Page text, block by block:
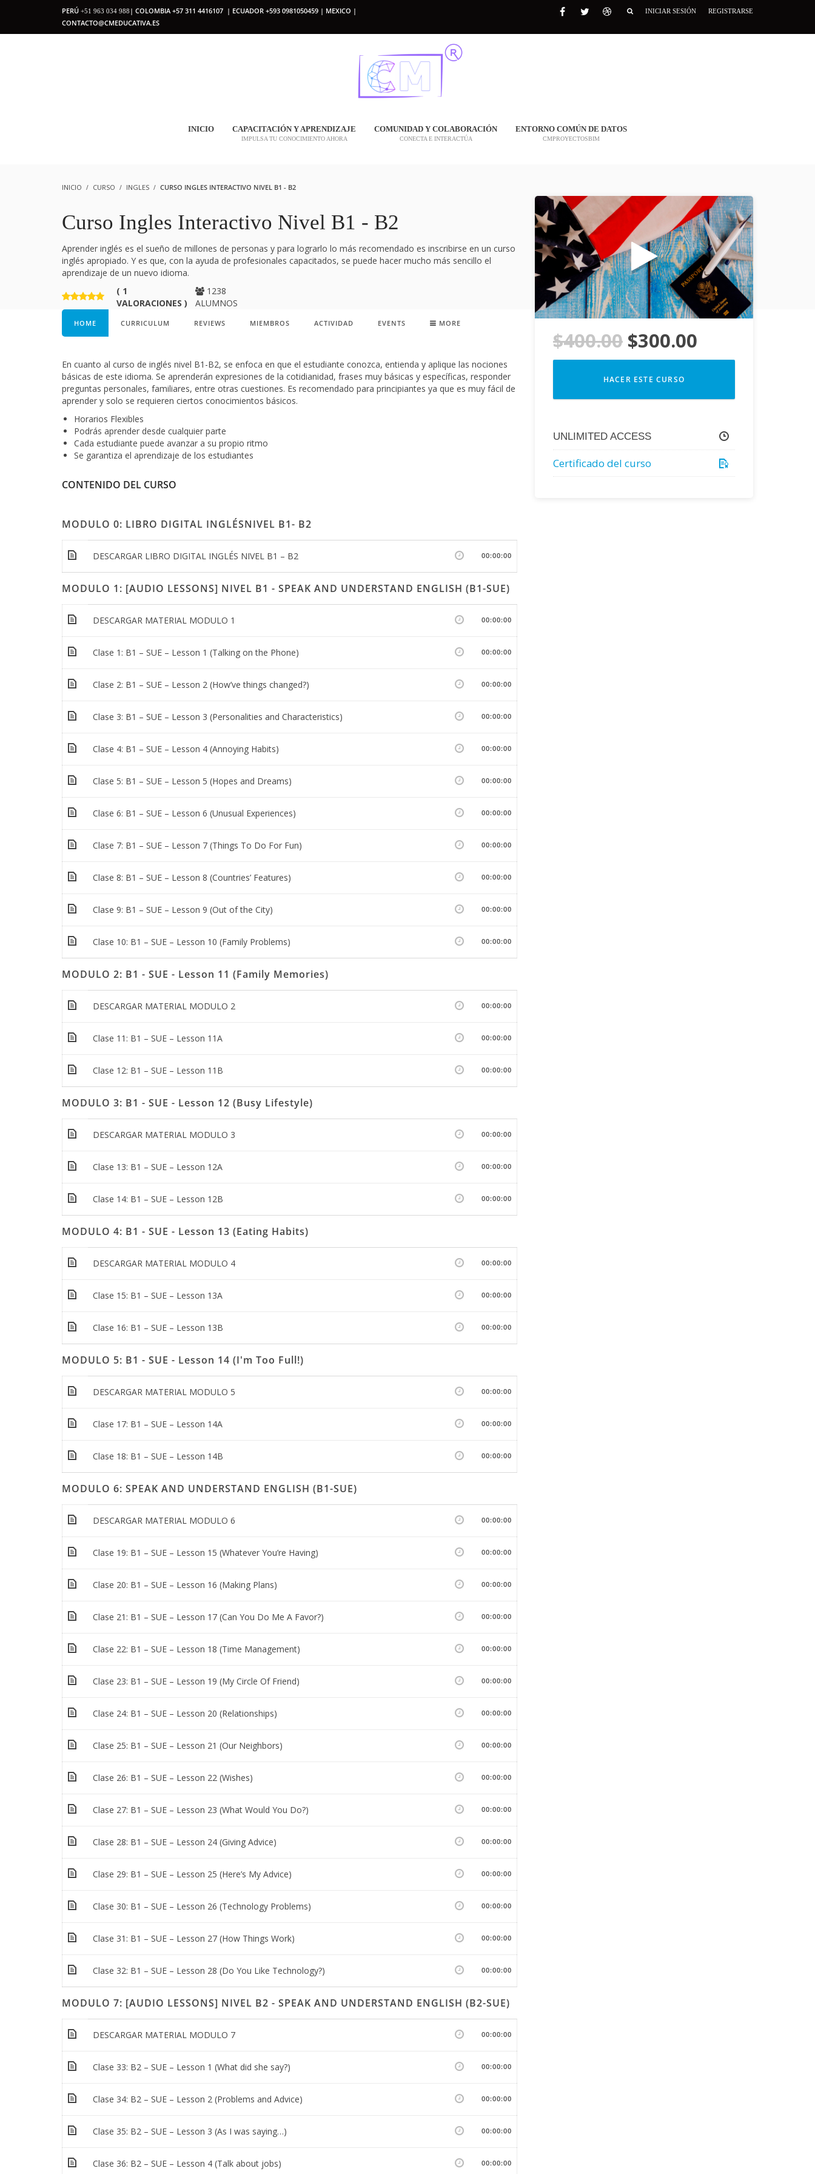
PERÚ +51 963 034 988 | COLOMBIA +57 311 4416107 | ECUADOR +593 0981050459 | MEXICO |
CONTACTO@CMEDUCATIVA.ES
INICIAR SESIÓN REGISTRARSE
INICIO CAPACITACIÓN Y APRENDIZAJE
IMPULSA TU CONOCIMIENTO AHORA
COMUNIDAD Y COLABORACIÓN
CONECTA E INTERACTÚA
ENTORNO COMÚN DE DATOS
CMPROYECTOSBIM
INICIO CURSO INGLES CURSO INGLES INTERACTIVO NIVEL B1 - B2
Curso Ingles Interactivo Nivel B1 - B2
Aprender inglés es el sueño de millones de personas y para lograrlo lo más recomendado es inscribirse en un curso
inglés apropiado. Y es que, con la ayuda de profesionales capacitados, se puede hacer mucho más sencillo el
aprendizaje de un nuevo idioma.
( 1
VALORACIONES )
1238
ALUMNOS
$400.00 El
precio
original
$400.00.
$300.00
precio
actual
$300.00.
HACER ESTE CURSO
UNLIMITED ACCESS
Certificado del curso
HOME CURRICULUM REVIEWS MIEMBROS ACTIVIDAD EVENTS MORE
En cuanto al curso de inglés nivel B1-B2, se enfoca en que el estudiante conozca, entienda y aplique las nociones
básicas de este idioma. Se aprenderán expresiones de la cotidianidad, frases muy básicas y específicas, responder
preguntas personales, familiares, entre otras cuestiones. Es recomendado para principiantes ya que es muy fácil de
aprender y solo se requieren ciertos conocimientos básicos.
Horarios Flexibles
Podrás aprender desde cualquier parte
Cada estudiante puede avanzar a su propio ritmo
Se garantiza el aprendizaje de los estudiantes
CONTENIDO DEL CURSO
MODULO 0: LIBRO DIGITAL INGLÉSNIVEL B1- B2
DESCARGAR LIBRO DIGITAL INGLÉS NIVEL B1 – B2 00:00:00
MODULO 1: [AUDIO LESSONS] NIVEL B1 - SPEAK AND UNDERSTAND ENGLISH (B1-SUE)
DESCARGAR MATERIAL MODULO 1 00:00:00
Clase 1: B1 – SUE – Lesson 1 (Talking on the Phone) 00:00:00
Clase 2: B1 – SUE – Lesson 2 (How’ve things changed?) 00:00:00
Clase 3: B1 – SUE – Lesson 3 (Personalities and Characteristics) 00:00:00
Clase 4: B1 – SUE – Lesson 4 (Annoying Habits) 00:00:00
Clase 5: B1 – SUE – Lesson 5 (Hopes and Dreams) 00:00:00
Clase 6: B1 – SUE – Lesson 6 (Unusual Experiences) 00:00:00
Clase 7: B1 – SUE – Lesson 7 (Things To Do For Fun) 00:00:00
Clase 8: B1 – SUE – Lesson 8 (Countries’ Features) 00:00:00
Clase 9: B1 – SUE – Lesson 9 (Out of the City) 00:00:00
Clase 10: B1 – SUE – Lesson 10 (Family Problems) 00:00:00
MODULO 2: B1 - SUE - Lesson 11 (Family Memories)
DESCARGAR MATERIAL MODULO 2 00:00:00
Clase 11: B1 – SUE – Lesson 11A 00:00:00
Clase 12: B1 – SUE – Lesson 11B 00:00:00
MODULO 3: B1 - SUE - Lesson 12 (Busy Lifestyle)
DESCARGAR MATERIAL MODULO 3 00:00:00
Clase 13: B1 – SUE – Lesson 12A 00:00:00
Clase 14: B1 – SUE – Lesson 12B 00:00:00
MODULO 4: B1 - SUE - Lesson 13 (Eating Habits)
DESCARGAR MATERIAL MODULO 4 00:00:00
Clase 15: B1 – SUE – Lesson 13A 00:00:00
Clase 16: B1 – SUE – Lesson 13B 00:00:00
MODULO 5: B1 - SUE - Lesson 14 (I'm Too Full!)
DESCARGAR MATERIAL MODULO 5 00:00:00
Clase 17: B1 – SUE – Lesson 14A 00:00:00
Clase 18: B1 – SUE – Lesson 14B 00:00:00
MODULO 6: SPEAK AND UNDERSTAND ENGLISH (B1-SUE)
DESCARGAR MATERIAL MODULO 6 00:00:00
Clase 19: B1 – SUE – Lesson 15 (Whatever You’re Having) 00:00:00
Clase 20: B1 – SUE – Lesson 16 (Making Plans) 00:00:00
Clase 21: B1 – SUE – Lesson 17 (Can You Do Me A Favor?) 00:00:00
Clase 22: B1 – SUE – Lesson 18 (Time Management) 00:00:00
Clase 23: B1 – SUE – Lesson 19 (My Circle Of Friend) 00:00:00
Clase 24: B1 – SUE – Lesson 20 (Relationships) 00:00:00
Clase 25: B1 – SUE – Lesson 21 (Our Neighbors) 00:00:00
Clase 26: B1 – SUE – Lesson 22 (Wishes) 00:00:00
Clase 27: B1 – SUE – Lesson 23 (What Would You Do?) 00:00:00
Clase 28: B1 – SUE – Lesson 24 (Giving Advice) 00:00:00
Clase 29: B1 – SUE – Lesson 25 (Here’s My Advice) 00:00:00
Clase 30: B1 – SUE – Lesson 26 (Technology Problems) 00:00:00
Clase 31: B1 – SUE – Lesson 27 (How Things Work) 00:00:00
Clase 32: B1 – SUE – Lesson 28 (Do You Like Technology?) 00:00:00
MODULO 7: [AUDIO LESSONS] NIVEL B2 - SPEAK AND UNDERSTAND ENGLISH (B2-SUE)
DESCARGAR MATERIAL MODULO 7 00:00:00
Clase 33: B2 – SUE – Lesson 1 (What did she say?) 00:00:00
Clase 34: B2 – SUE – Lesson 2 (Problems and Advice) 00:00:00
Clase 35: B2 – SUE – Lesson 3 (As I was saying…) 00:00:00
Clase 36: B2 – SUE – Lesson 4 (Talk about jobs) 00:00:00